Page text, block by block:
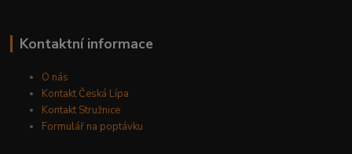
Kontaktní informace
O nás
Kontakt Česká Lípa
Kontakt Stružnice
Formulář na poptávku